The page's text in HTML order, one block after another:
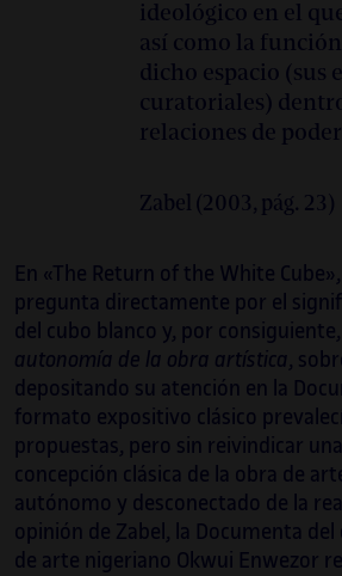
ideológico en el
así como la
dicho espacio (sus
curatoriales)
relaciones de
Zabel (2003, pág. 23)
En «The Return of the White
pregunta directamente por el
del cubo blanco y, por
autonomía de la obra artística ,
depositando su atención en la
formato expositivo clásico
propuestas, pero sin reivindicar
concepción clásica de la obra de
autónomo y desconectado de la
opinión de Zabel, la Documenta
de arte nigeriano Okwui Enwezor